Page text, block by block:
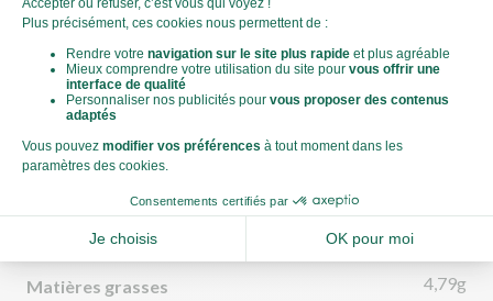
Valeurs nutritionnelles
Par personne
Énergie (kCal) 116kCal
Matières grasses 4,79g